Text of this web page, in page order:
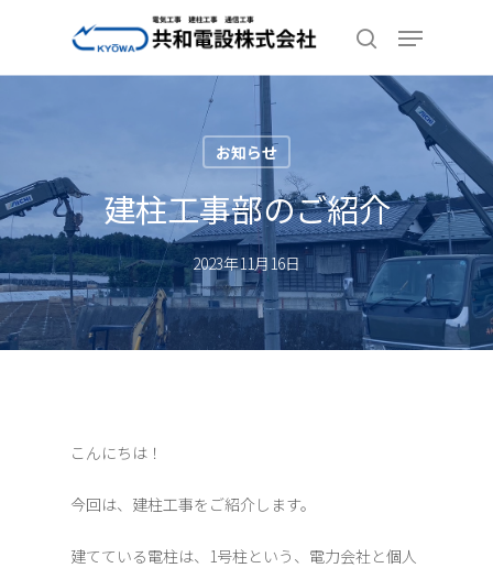
main
search
Menu
お知らせ
建柱工事部のご紹介
2023年11月16日
こんにちは！
今回は、建柱工事をご紹介します。
建てている電柱は、1号柱という、電力会社と個人